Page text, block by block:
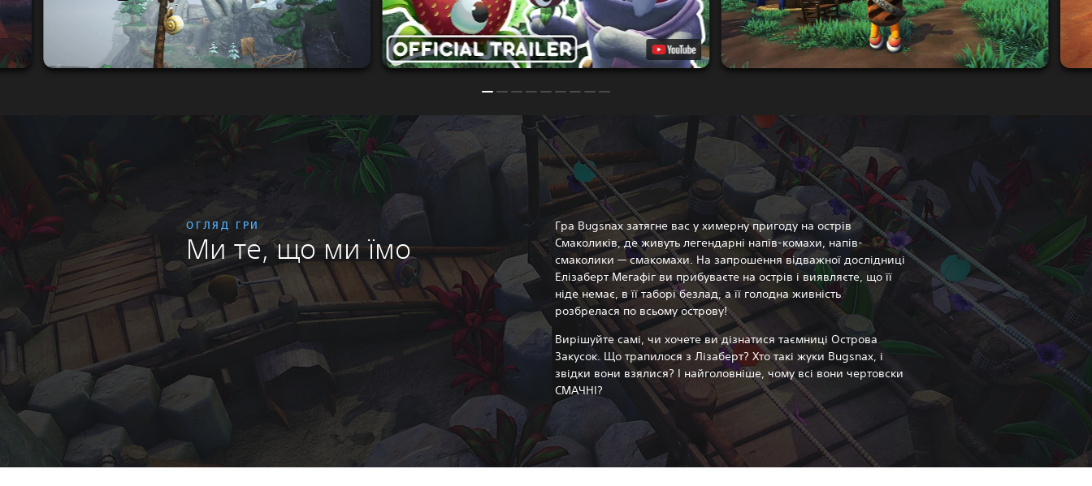
ОГЛЯД ГРИ
Ми те, що ми їмо
Гра Bugsnax затягне вас у химерну пригоду на острів
Смаколиків, де живуть легендарні напів-комахи, напів-
смаколики — смакомахи. На запрошення відважної дослідниці
Елізаберт Мегафіг ви прибуваєте на острів і виявляєте, що її
ніде немає, в її таборі безлад, а її голодна живність
розбрелася по всьому острову!
Вирішуйте самі, чи хочете ви дізнатися таємниці Острова
Закусок. Що трапилося з Лізаберт? Хто такі жуки Bugsnax, і
звідки вони взялися? І найголовніше, чому всі вони чертовски
СМАЧНІ?